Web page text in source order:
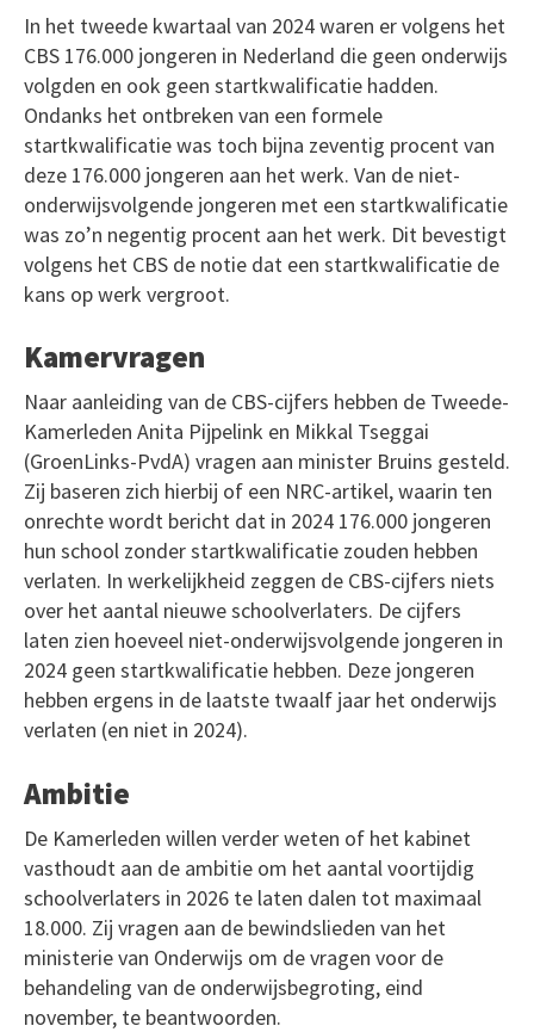
In het tweede kwartaal van 2024 waren er volgens het
CBS 176.000 jongeren in Nederland die geen onderwijs
volgden en ook geen startkwalificatie hadden.
Ondanks het ontbreken van een formele
startkwalificatie was toch bijna zeventig procent van
deze 176.000 jongeren aan het werk. Van de niet-
onderwijsvolgende jongeren met een startkwalificatie
was zo’n negentig procent aan het werk. Dit bevestigt
volgens het CBS de notie dat een startkwalificatie de
kans op werk vergroot.
Kamervragen
Naar aanleiding van de CBS-cijfers hebben de Tweede-
Kamerleden Anita Pijpelink en Mikkal Tseggai
(GroenLinks-PvdA) vragen aan minister Bruins gesteld.
Zij baseren zich hierbij of een NRC-artikel, waarin ten
onrechte wordt bericht dat in 2024 176.000 jongeren
hun school zonder startkwalificatie zouden hebben
verlaten. In werkelijkheid zeggen de CBS-cijfers niets
over het aantal nieuwe schoolverlaters. De cijfers
laten zien hoeveel niet-onderwijsvolgende jongeren in
2024 geen startkwalificatie hebben. Deze jongeren
hebben ergens in de laatste twaalf jaar het onderwijs
verlaten (en niet in 2024).
Ambitie
De Kamerleden willen verder weten of het kabinet
vasthoudt aan de ambitie om het aantal voortijdig
schoolverlaters in 2026 te laten dalen tot maximaal
18.000. Zij vragen aan de bewindslieden van het
ministerie van Onderwijs om de vragen voor de
behandeling van de onderwijsbegroting, eind
november, te beantwoorden.